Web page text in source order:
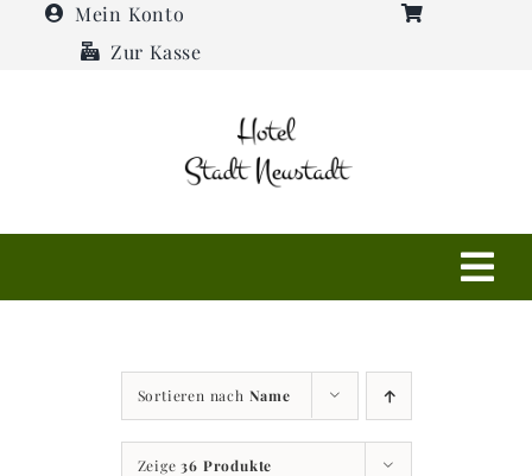
Mein Konto
Zur Kasse
Sortieren nach Name
Zeige36 Produkte